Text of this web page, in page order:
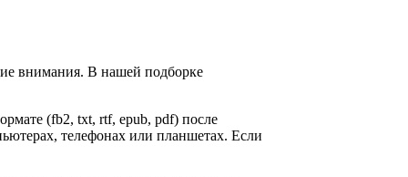
внимания. В нашей подборке
(fb2, txt, rtf, epub, pdf) после
телефонах или планшетах. Если